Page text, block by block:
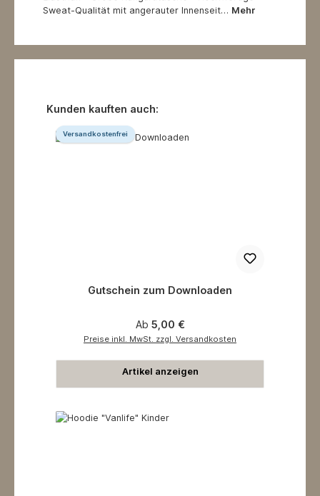
Sweat-Qualität mit angerauter Innenseit… Mehr
Produktgalerie überspringen
Kunden kauften auch:
Versandkostenfrei
Gutschein zum Downloaden
Regulärer Preis:
Ab 5,00 €
Preise inkl. MwSt. zzgl. Versandkosten
Artikel anzeigen